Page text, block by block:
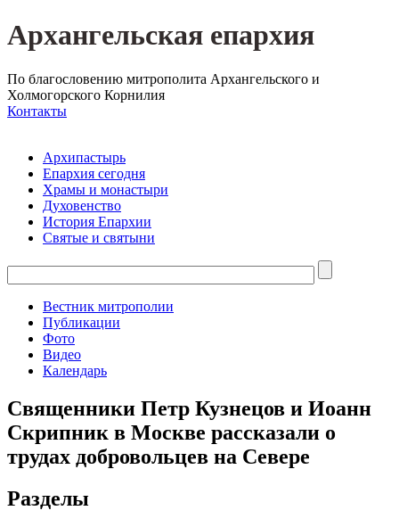
Архангельская епархия
По благословению митрополита Архангельского и
Холмогорского Корнилия
Контакты
Архипастырь
Епархия сегодня
Храмы и монастыри
Духовенство
История Епархии
Святые и святыни
Вестник митрополии
Публикации
Фото
Видео
Календарь
Священники Петр Кузнецов и Иоанн
Скрипник в Москве рассказали о
трудах добровольцев на Севере
Разделы